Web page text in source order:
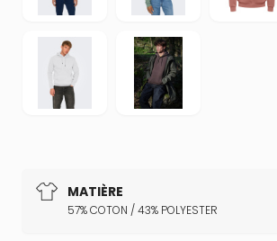
MATIÈRE
57% COTON / 43% POLYESTER